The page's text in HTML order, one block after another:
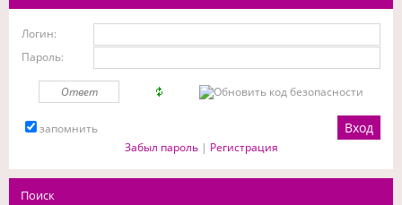
Логин:
Пароль:
запомнить
Забыл пароль| Регистрация
Поиск